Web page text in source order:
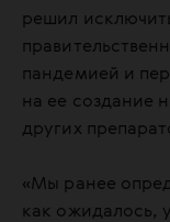
решил
пандемией и
на ее создание
других
«Мы ранее
как ожидалось,